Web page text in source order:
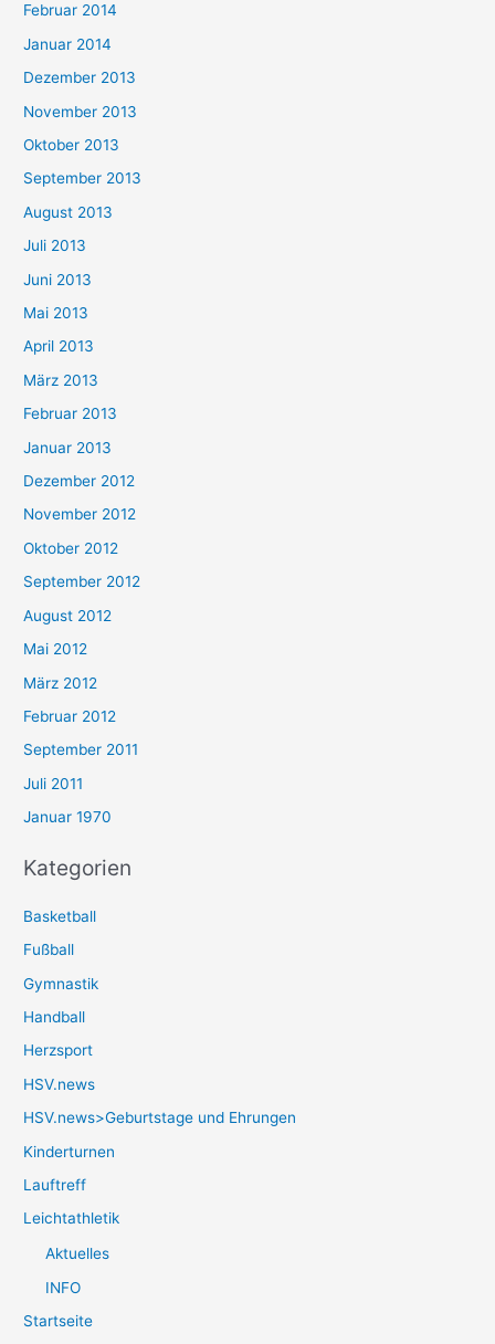
Februar 2014
Januar 2014
Dezember 2013
November 2013
Oktober 2013
September 2013
August 2013
Juli 2013
Juni 2013
Mai 2013
April 2013
März 2013
Februar 2013
Januar 2013
Dezember 2012
November 2012
Oktober 2012
September 2012
August 2012
Mai 2012
März 2012
Februar 2012
September 2011
Juli 2011
Januar 1970
Kategorien
Basketball
Fußball
Gymnastik
Handball
Herzsport
HSV.news
HSV.news>Geburtstage und Ehrungen
Kinderturnen
Lauftreff
Leichtathletik
Aktuelles
INFO
Startseite